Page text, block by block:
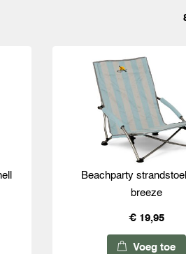
Beachparty
breeze
€ 19,95
Voeg toe